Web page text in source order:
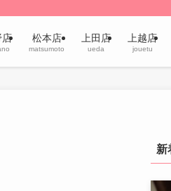
店 松本店
matsumoto
上田店
ueda
上越店
jouetu
新